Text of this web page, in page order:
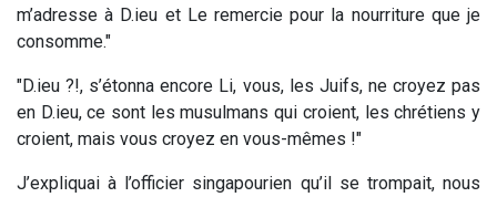
m’adresse à D.ieu et Le remercie pour la nourriture que je
consomme."
"D.ieu ?!, s’étonna encore Li, vous, les Juifs, ne croyez pas
en D.ieu, ce sont les musulmans qui croient, les chrétiens y
croient, mais vous croyez en vous-mêmes !"
J’expliquai à l’officier singapourien qu’il se trompait, nous